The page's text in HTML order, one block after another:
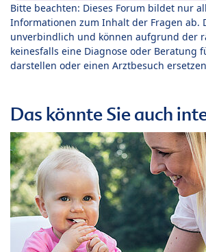
Bitte beachten: Dieses Forum bildet nur
Informationen zum Inhalt der Fragen ab.
unverbindlich und können aufgrund der
keinesfalls eine Diagnose oder Beratung
darstellen oder einen Arztbesuch
Das könnte Sie auch